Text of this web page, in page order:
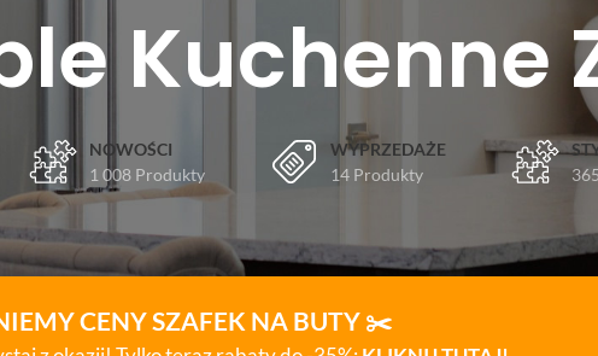
Kuchenne
NOWOŚCI
1 008 Produkty
WYPRZEDAŻE
14 Produkty
CENY SZAFEK NA BUTY ✂️